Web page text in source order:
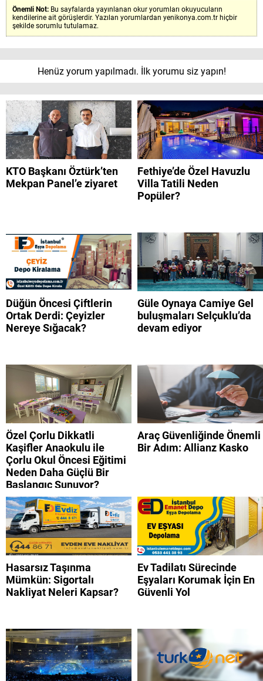
Önemli Not: Bu sayfalarda yayınlanan okur yorumları okuyucuların
kendilerine ait görüşlerdir. Yazılan yorumlardan yenikonya.com.tr hiçbir
şekilde sorumlu tutulamaz.
Henüz yorum yapılmadı. İlk yorumu siz yapın!
KTO Başkanı Öztürk’ten
Mekpan Panel’e ziyaret
Fethiye’de Özel Havuzlu
Villa Tatili Neden
Popüler?
Düğün Öncesi Çiftlerin
Ortak Derdi: Çeyizler
Nereye Sığacak?
Güle Oynaya Camiye Gel
buluşmaları Selçuklu’da
devam ediyor
Özel Çorlu Dikkatli
Kaşifler Anaokulu ile
Çorlu Okul Öncesi Eğitimi
Neden Daha Güçlü Bir
Başlangıç Sunuyor?
Araç Güvenliğinde Önemli
Bir Adım: Allianz Kasko
Hasarsız Taşınma
Mümkün: Sigortalı
Nakliyat Neleri Kapsar?
Ev Tadilatı Sürecinde
Eşyaları Korumak İçin En
Güvenli Yol